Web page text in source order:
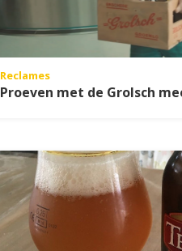
Reclames
Proeven met de Grolsch